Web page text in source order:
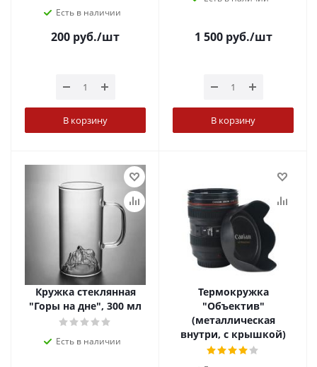
Есть в наличии
200 руб./шт
В корзину
1 500руб./шт
В корзину
Кружка стеклянная
"Горы на дне", 300 мл
Есть в наличии
Термокружка
"Объектив"
(металлическая
внутри, с крышкой)